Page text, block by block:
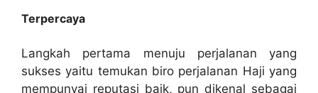
Terpercaya
Langkah pertama menuju perjalanan yang
sukses yaitu temukan biro perjalanan Haji yang
mempunyai reputasi baik, pun dikenal sebagai